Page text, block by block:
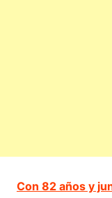
Con 82 años y